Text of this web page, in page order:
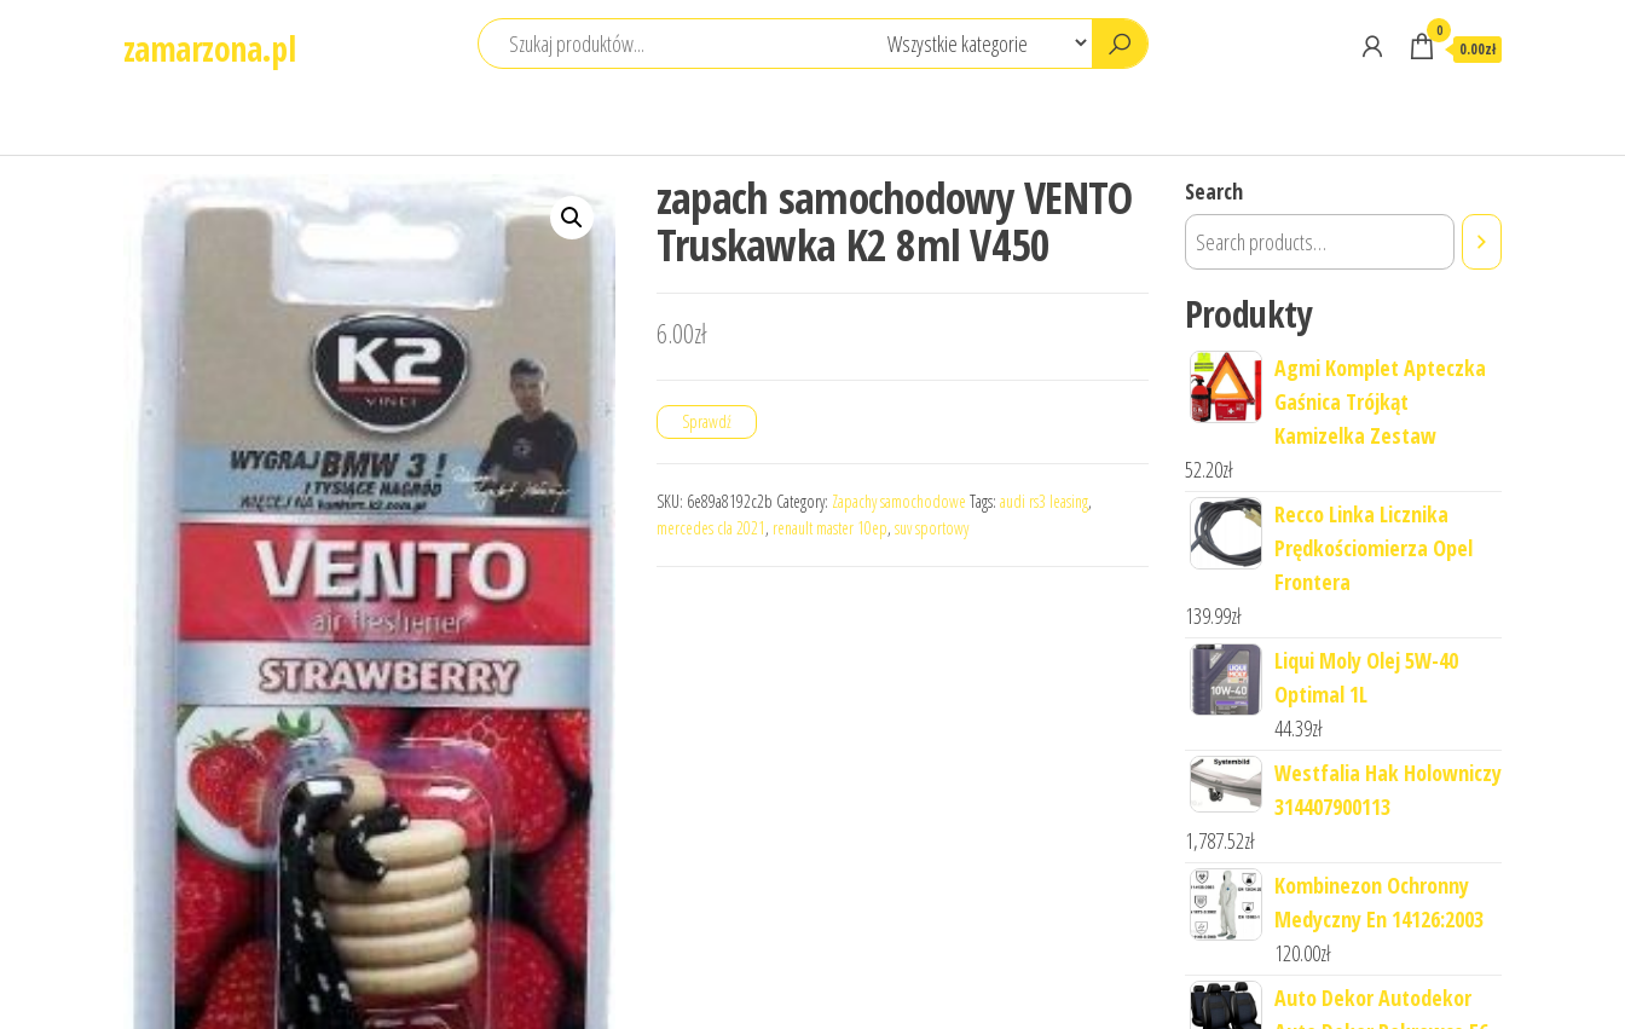
zamarzona.pl 0
0.00zł
zapach samochodowy VENTO
Truskawka K2 8ml V450
6.00zł
Sprawdź
SKU: 6e89a8192c2b Category: Zapachy samochodowe Tags: audi rs3 leasing,
mercedes cla 2021, renault master 10ep, suv sportowy
Search
Produkty
Agmi Komplet Apteczka
Gaśnica Trójkąt
Kamizelka Zestaw
52.20zł
Recco Linka Licznika
Prędkościomierza Opel
Frontera
139.99zł
Liqui Moly Olej 5W-40
Optimal 1L
44.39zł
Westfalia Hak Holowniczy
314407900113
1,787.52zł
Kombinezon Ochronny
Medyczny En 14126:2003
120.00zł
Auto Dekor Autodekor